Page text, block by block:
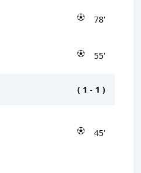
78'
55'
( 1 - 1 )
45'